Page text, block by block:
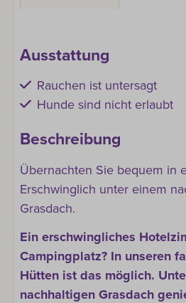
Ausstattung
Rauchen ist untersagt
Hunde sind nicht erlaubt
Beschreibung
Übernachten Sie bequem in
Erschwinglich unter einem
Grasdach.
Ein erschwingliches
Campingplatz? In unseren
Hütten ist das möglich.
nachhaltigen Grasdach